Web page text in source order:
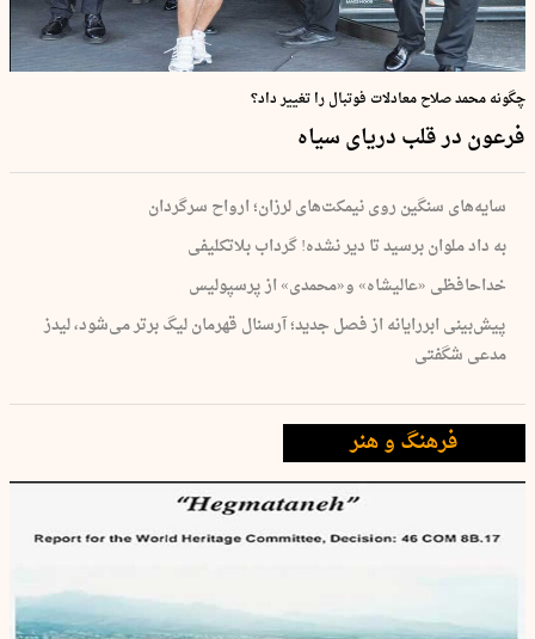
چگونه محمد صلاح معادلات فوتبال را تغییر داد؟
فرعون در قلب دریای سیاه
سایه‌های سنگین روی نیمکت‌های لرزان؛ ارواح سرگردان
به داد ملوان برسید تا دیر نشده! گرداب بلاتکلیفی
خداحافظی «عالیشاه» و«محمدی» از پرسپولیس
پیش‌بینی ابررایانه از فصل جدید؛ آرسنال قهرمان لیگ برتر می‌شود، لیدز
مدعی شگفتی
فرهنگ و هنر